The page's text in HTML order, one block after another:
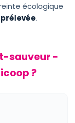
écologique
.
sauveur -
?